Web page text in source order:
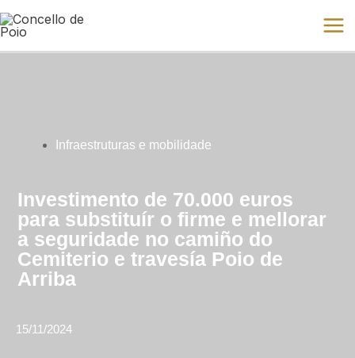
Ir
al
contenido
Infraestruturas e mobilidade
Investimento de 70.000 euros
para substituír o firme e mellorar
a seguridade no camiño do
Cemiterio e travesía Poio de
Arriba
15/11/2024